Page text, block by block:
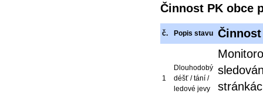
Činnost PK obce
č. Popis stavu Činnost
1
Dlouhodobý
déšť / tání /
ledové jevy